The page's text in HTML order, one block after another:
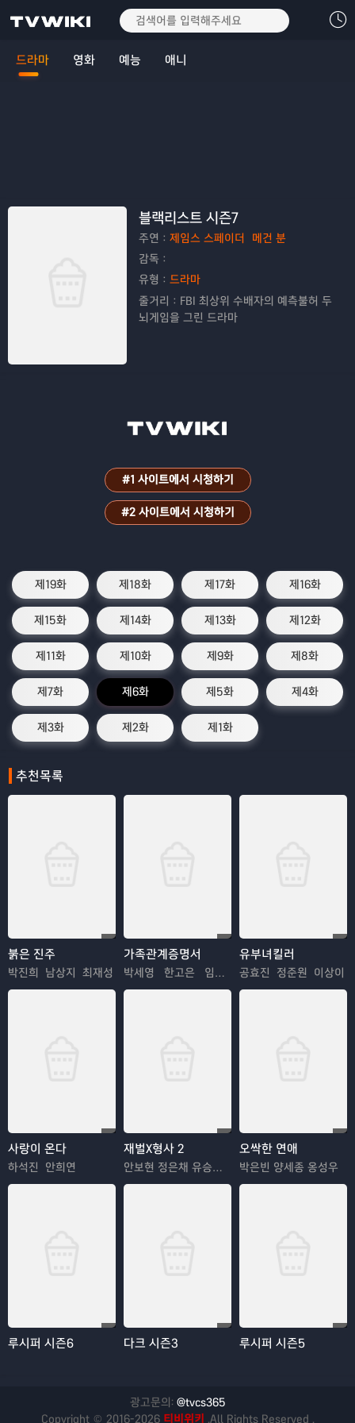
드라마 영화 예능 애니
블랙리스트 시즌7
주연： 제임스 스페이더
메건 분
감독：
유형： 드라마
줄거리： FBI 최상위 수배자의 예측불허 두
뇌게임을 그린 드라마
#1 사이트에서 시청하기
#2 사이트에서 시청하기
제19화 제18화 제17화 제16화
제15화 제14화 제13화 제12화
제11화 제10화 제9화 제8화
제7화 제6화 제5화 제4화
제3화 제2화 제1화
추천목록
붉은 진주
박진희 남상지 최재성
가족관계증명서
박세영 한고은 임지은
유부녀킬러
공효진 정준원 이상이
사랑이 온다
하석진 안희연
재벌X형사 2
안보현 정은채 유승호 김혜은
오싹한 연애
박은빈 양세종 옹성우
루시퍼 시즌6 다크 시즌3 루시퍼 시즌5
광고문의: @tvcs365
Copyright © 2016-2026 티비위키 .All Rights Reserved .